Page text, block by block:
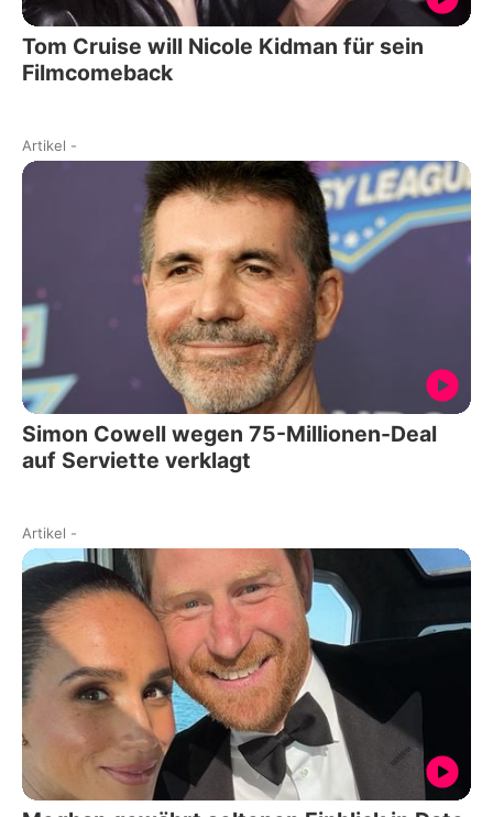
Tom Cruise will Nicole Kidman für sein
Filmcomeback
Artikel -
Simon Cowell wegen 75-Millionen-Deal
auf Serviette verklagt
Artikel -